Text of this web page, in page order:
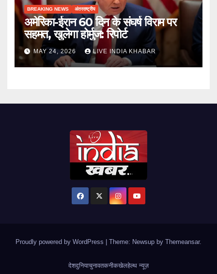
BREAKING NEWS अंतरराष्ट्रीय
अमेरिका-ईरान 60 दिन के संघर्ष विराम पर
सहमत, खुलेगा होर्मुज: रिपोर्ट
MAY 24, 2026 LIVE INDIA KHABAR
Proudly powered by WordPress Theme: Newsup by Themeansar.
देशदुनियाचुनावतकनीकखेलहेल्थ न्यूज़